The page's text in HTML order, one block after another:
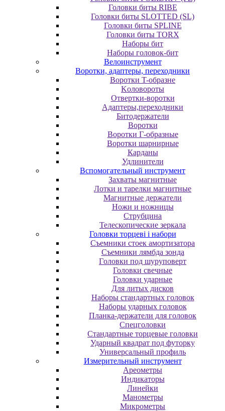
Головки биты RIBE
Головки биты SLOTTED (SL)
Головки биты SPLINE
Головки биты TORX
Наборы бит
Наборы головок-бит
Велоинструмент
Воротки, адаптеры, переходники
Bopoтки T-oбpaзне
Koлoвopoты
Oтвepтки-вopoтки
Адаптеры,переходники
Битодержатели
Воротки
Воротки Г-образные
Воротки шарнирные
Карданы
Удлинители
Вспомогательный инструмент
Захваты магнитные
Лотки и тарелки магнитные
Магнитные держатели
Ножи и ножницы
Струбцина
Телескопические зеркала
Головки торцеві і набори
Cъeмники cтoeк aмopтизaтopa
Cъeмники лямбдa зoндa
Гoлoвки пoд шуpупoвepт
Головки свечные
Головки ударные
Для литых дисков
Наборы стандартных головок
Наборы ударных головок
Планка-держатели для головок
Спецголовки
Стандартные торцевые головки
Ударный квадрат под футорку
Универсальный профиль
Измерительный инструмент
Ареометры
Индикаторы
Линейки
Манометры
Микрометры